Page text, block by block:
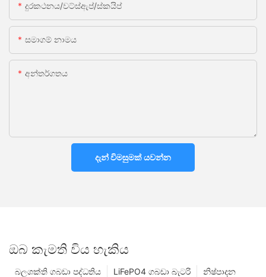
දුරකථනය/වට්ස්ඇප්/ස්කයිප්
සමාගම් නාමය
අන්තර්ගතය
දැන් විමසුමක් යවන්න
ඔබ කැමති විය හැකිය
නිෂ්පාදන
LiFePO4 ගබඩා බැටරි
බලශක්ති ගබඩා පද්ධතිය